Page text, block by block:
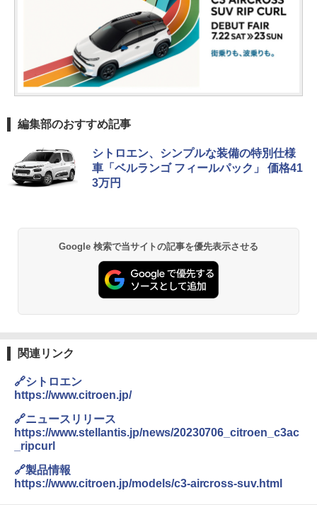
編集部のおすすめ記事
シトロエン、シンプルな装備の特別仕様
車「ベルランゴ フィールパック」 価格41
3万円
Google 検索で当サイトの記事を優先表示させる
関連リンク
🔗シトロエン
https://www.citroen.jp/
🔗ニュースリリース
https://www.stellantis.jp/news/20230706_citroen_c3ac
_ripcurl
🔗製品情報
https://www.citroen.jp/models/c3-aircross-suv.html